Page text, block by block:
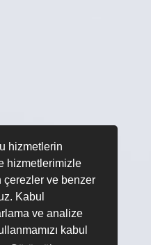
hizmetlerin
hizmetlerimizle
ve benzer
Kabul
ve analize
kabul
/